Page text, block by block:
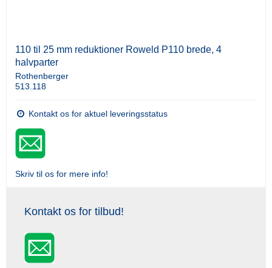
110 til 25 mm reduktioner Roweld P110 brede, 4
halvparter
Rothenberger
513.118
Kontakt os for aktuel leveringsstatus
Skriv til os for mere info!
Kontakt os for tilbud!